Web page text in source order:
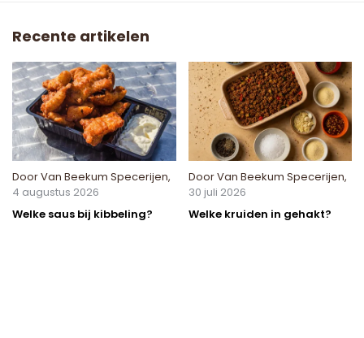
Recente artikelen
DoorVan Beekum Specerijen,
4 augustus 2026
Welke saus bij kibbeling?
DoorVan Beekum Specerijen,
30 juli 2026
Welke kruiden in gehakt?